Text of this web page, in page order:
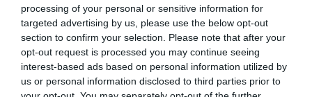
processing of your personal or sensitive information for
targeted advertising by us, please use the below opt-out
section to confirm your selection. Please note that after your
opt-out request is processed you may continue seeing
interest-based ads based on personal information utilized by
us or personal information disclosed to third parties prior to
FacebookTwitterPinterestLinkedInEmail Print
COMMENTAIRE(S)